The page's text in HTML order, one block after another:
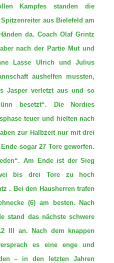
Kampfes standen die
aus Bielefeld am
da. Coach Olaf Grintz
nach der Partie Mut und
Lasse Ulrich und Julius
aushelfen mussten,
Jasper verletzt aus und so
besetzt“. Die Nordies
teuer und hielten nach
zur Halbzeit nur mit drei
sogar 27 Tore geworfen.
Am Ende ist der Sieg
bis drei Tore zu hoch
. Bei den Hausherren trafen
(6) am besten. Nach
stand das nächste schwere
III an. Nach dem knappen
es eine enge und
– in den letzten Jahren